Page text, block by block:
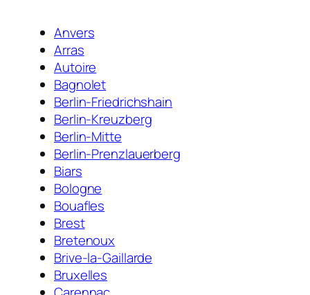
Anvers
Arras
Autoire
Bagnolet
Berlin-Friedrichshain
Berlin-Kreuzberg
Berlin-Mitte
Berlin-Prenzlauerberg
Biars
Bologne
Bouafles
Brest
Bretenoux
Brive-la-Gaillarde
Bruxelles